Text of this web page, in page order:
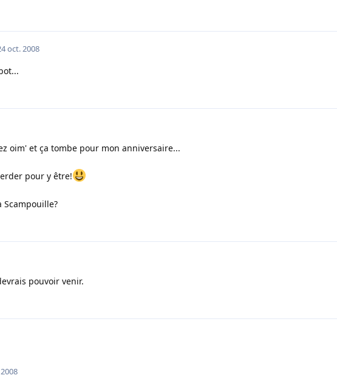
oct. 2008
oim' et ça tombe pour mon anniversaire...
pour y être!
pouvoir venir.